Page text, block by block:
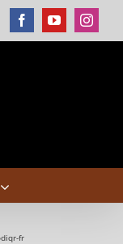
FacebookYouTube
fr